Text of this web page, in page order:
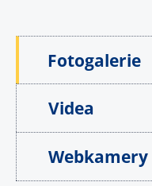
Fotogalerie
Videa
Webkamery